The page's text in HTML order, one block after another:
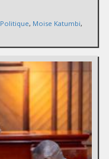
Politique, Moise Katumbi,